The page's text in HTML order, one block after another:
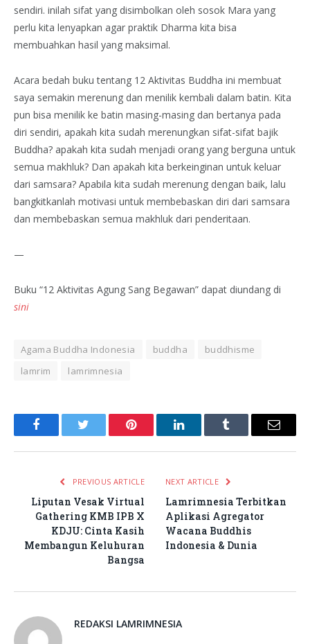
sendiri. inilah sifat yang disimbolkan oleh sosok Mara yang
perlu kita lenyapkan agar praktik Dharma kita bisa
membuahkan hasil yang maksimal.
Acara bedah buku tentang 12 Aktivitas Buddha ini membuat
saya semakin merenung dan menilik kembali dalam batin. Kita
pun bisa menilik ke batin masing-masing dan bertanya pada
diri sendiri, apakah kita sudah merenungkan sifat-sifat bajik
Buddha? apakah kita sudah menjadi orang yang berguna untuk
semua makhluk? Dan apakah kita berkeinginan untuk keluar
dari samsara? Apabila kita sudah merenung dengan baik, lalu
bangkitkanlah motivasi untuk membebaskan diri dari samsara
dan membebaskan semua makhluk dari penderitaan.
—
Buku “12 Aktivitas Agung Sang Begawan” dapat diundang di
sini
Agama Buddha Indonesia buddha
buddhisme
lamrim
lamrimnesia
FacebookTwitter Pinterest LinkedInTumblr Email
PREVIOUS ARTICLE
Liputan Vesak Virtual
Gathering KMB IPB X
KDJU: Cinta Kasih
Membangun Keluhuran
Bangsa
NEXT ARTICLE
Lamrimnesia Terbitkan
Aplikasi Agregator
Wacana Buddhis
Indonesia & Dunia
REDAKSI LAMRIMNESIA